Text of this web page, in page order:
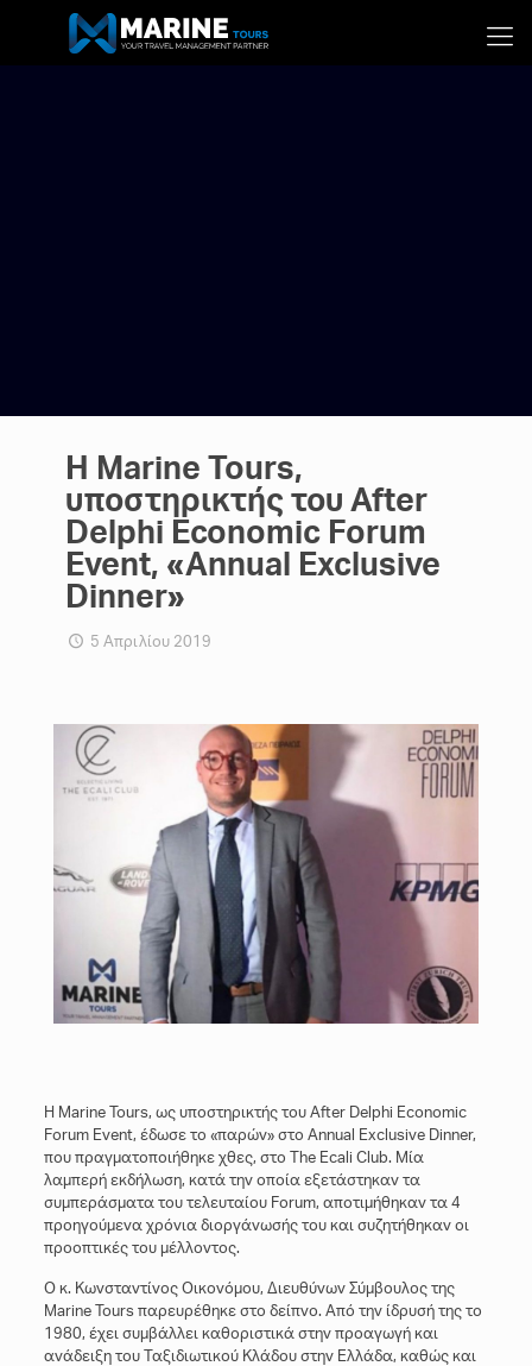
Η Marine Tours,
υποστηρικτής του After
Delphi Economic Forum
Event, «Annual Exclusive
Dinner»
5 Απριλίου 2019
Η Marine Tours, ως υποστηρικτής του After Delphi Economic
Forum Event, έδωσε το «παρών» στο Annual Exclusive Dinner,
που πραγματοποιήθηκε χθες, στο The Ecali Club. Μία
λαμπερή εκδήλωση, κατά την οποία εξετάστηκαν τα
συμπεράσματα του τελευταίου Forum, αποτιμήθηκαν τα 4
προηγούμενα χρόνια διοργάνωσής του και συζητήθηκαν οι
προοπτικές του μέλλοντος.
Ο κ. Κωνσταντίνος Οικονόμου, Διευθύνων Σύμβουλος της
Marine Tours παρευρέθηκε στο δείπνο. Από την ίδρυσή της το
1980, έχει συμβάλλει καθοριστικά στην προαγωγή και
ανάδειξη του Ταξιδιωτικού Κλάδου στην Ελλάδα, καθώς και